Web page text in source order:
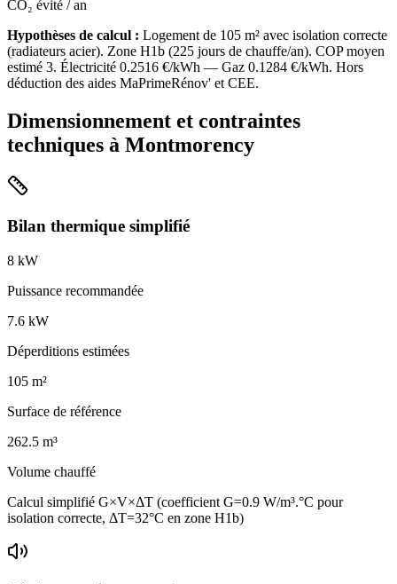
CO₂ évité / an
Hypothèses de calcul : Logement de 105 m² avec isolation correcte
(radiateurs acier). Zone H1b (225 jours de chauffe/an). COP moyen
estimé 3. Électricité 0.2516 €/kWh — Gaz 0.1284 €/kWh. Hors
déduction des aides MaPrimeRénov' et CEE.
Dimensionnement et contraintes
techniques à Montmorency
Bilan thermique simplifié
8 kW
Puissance recommandée
7.6 kW
Déperditions estimées
105 m²
Surface de référence
262.5 m³
Volume chauffé
Calcul simplifié G×V×ΔT (coefficient G=0.9 W/m³.°C pour
isolation correcte, ΔT=32°C en zone H1b)